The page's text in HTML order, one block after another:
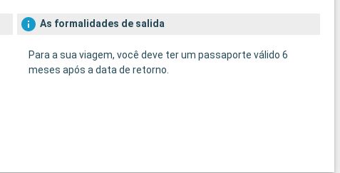
As formalidades de salida
Para a sua viagem, você deve ter um passaporte válido 6
meses após a data de retorno.